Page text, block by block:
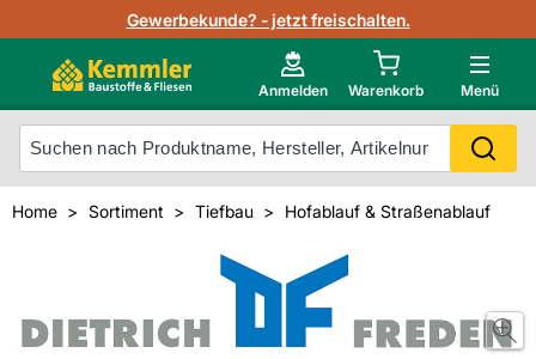
Gewerbekunde? - jetzt freischalten.
Anmelden Warenkorb Menü
Lagerbestand in Echtzeit
Nutzerverwaltung
Photovoltaik Konfigurator
Technische Daten & Merkblätter
Neu im Onlineshop?
Mein Konto
Home Sortiment Tiefbau Hofablauf & Straßenablauf